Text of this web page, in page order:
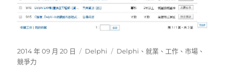
發
佈
2014 年 09 月 20 日
分
Delphi
標
Delphi 、就業 、 工作 、市場 、
競爭力